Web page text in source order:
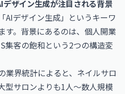
ザイン生成が注目される背景
AIデザイン生成」というキーワ
す。背景にあるのは、個人開業
集客の飽和という2つの構造変
業界統計によると、ネイルサロ
型サロンよりも1人〜数人規模